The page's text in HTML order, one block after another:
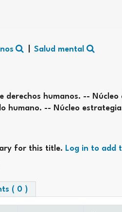
Salud mental
derechos humanos. -- Núcleo
humano. -- Núcleo
for this title. Log in to add
( 0 )